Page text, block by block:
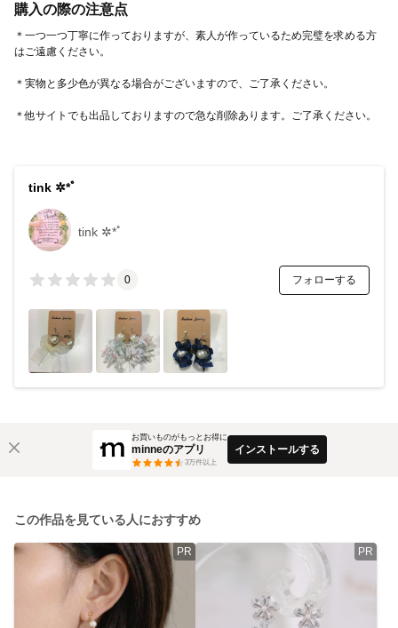
購入の際の注意点
＊一つ一つ丁寧に作っておりますが、素人が作っているため完璧を求める方
はご遠慮ください。
＊実物と多少色が異なる場合がございますので、ご了承ください。
＊他サイトでも出品しておりますので急な削除あります。ご了承ください。
tink ✲*ﾟ
tink ✲*ﾟ
0 フォローする
お買いものがもっとお得に
minneのアプリ
3万件以上
インストールする
この作品を見ている人におすすめ
PR PR